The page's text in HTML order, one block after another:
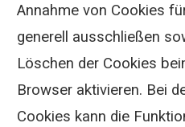
Annahme von Cookies
generell ausschließen
Löschen der Cookies
Browser aktivieren. Bei
Cookies kann die